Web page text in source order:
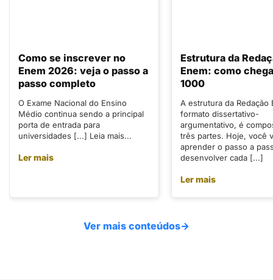
Como se inscrever no
Enem 2026: veja o passo a
passo completo
O Exame Nacional do Ensino
Médio continua sendo a principal
porta de entrada para
universidades [...] Leia mais...
Ler mais
Estrutura da
Enem: como
1000
A estrutura da Redação
formato dissertativo-
argumentativo, é
três partes. Hoje, você
aprender o passo a
desenvolver cada [...]
Ler mais
Ver mais conteúdos→